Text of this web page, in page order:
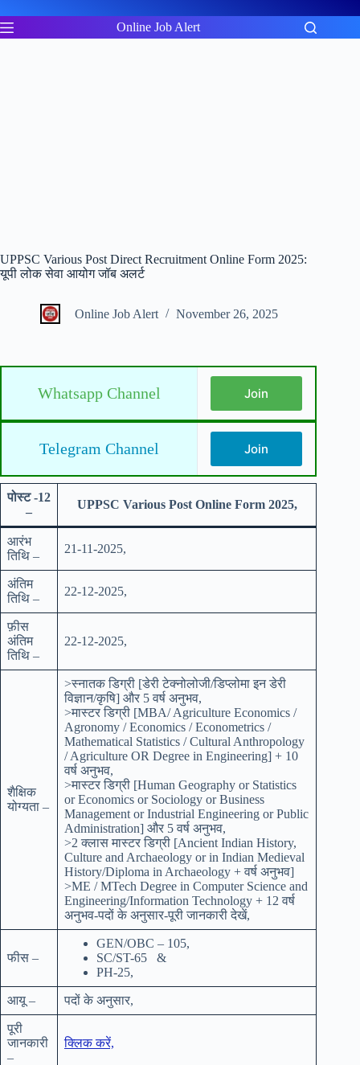
to
content
Online Job Alert
UPPSC Various Post Direct Recruitment Online Form 2025:
यूपी लोक सेवा आयोग जॉब अलर्ट
Online Job Alert November 26, 2025
Whatsapp Channel Join
Telegram Channel Join
पोस्ट -12
–
UPPSC Various Post Online Form 2025,
आरंभ
तिथि –
21-11-2025,
अंतिम
तिथि –
22-12-2025,
फ़ीस
अंतिम
तिथि –
22-12-2025,
शैक्षिक
योग्यता –
>स्नातक डिग्री [डेरी टेक्नोलोजी/डिप्लोमा इन डेरी
विज्ञान/कृषि] और 5 वर्ष अनुभव,
>मास्टर डिग्री [MBA/ Agriculture Economics /
Agronomy / Economics / Econometrics /
Mathematical Statistics / Cultural Anthropology
/ Agriculture OR Degree in Engineering] + 10
वर्ष अनुभव,
>मास्टर डिग्री [Human Geography or Statistics
or Economics or Sociology or Business
Management or Industrial Engineering or Public
Administration] और 5 वर्ष अनुभव,
>2 क्लास मास्टर डिग्री [Ancient Indian History,
Culture and Archaeology or in Indian Medieval
History/Diploma in Archaeology + वर्ष अनुभव]
>ME / MTech Degree in Computer Science and
Engineering/Information Technology + 12 वर्ष
अनुभव-पदों के अनुसार-पूरी जानकारी देखें,
फीस –
GEN/OBC – 105,
SC/ST-65 &
PH-25,
आयू – पदों के अनुसार,
पूरी
जानकारी
–
क्लिक करें,